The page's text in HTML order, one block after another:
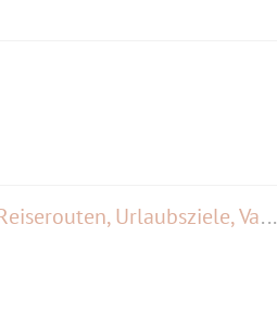
Reif für die Insel: Erfahrungsaustausch über schöne Reiserouten, Urlaubsziele, Vanlife,